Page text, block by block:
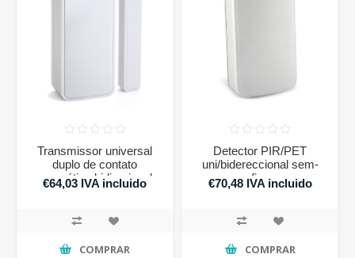
Transmissor universal
duplo de contato
magnético bidirecional
€64,03 IVA incluido
COMPRAR
Detector PIR/PET
uni/bidereccional sem-
fios
€70,48 IVA incluido
COMPRAR